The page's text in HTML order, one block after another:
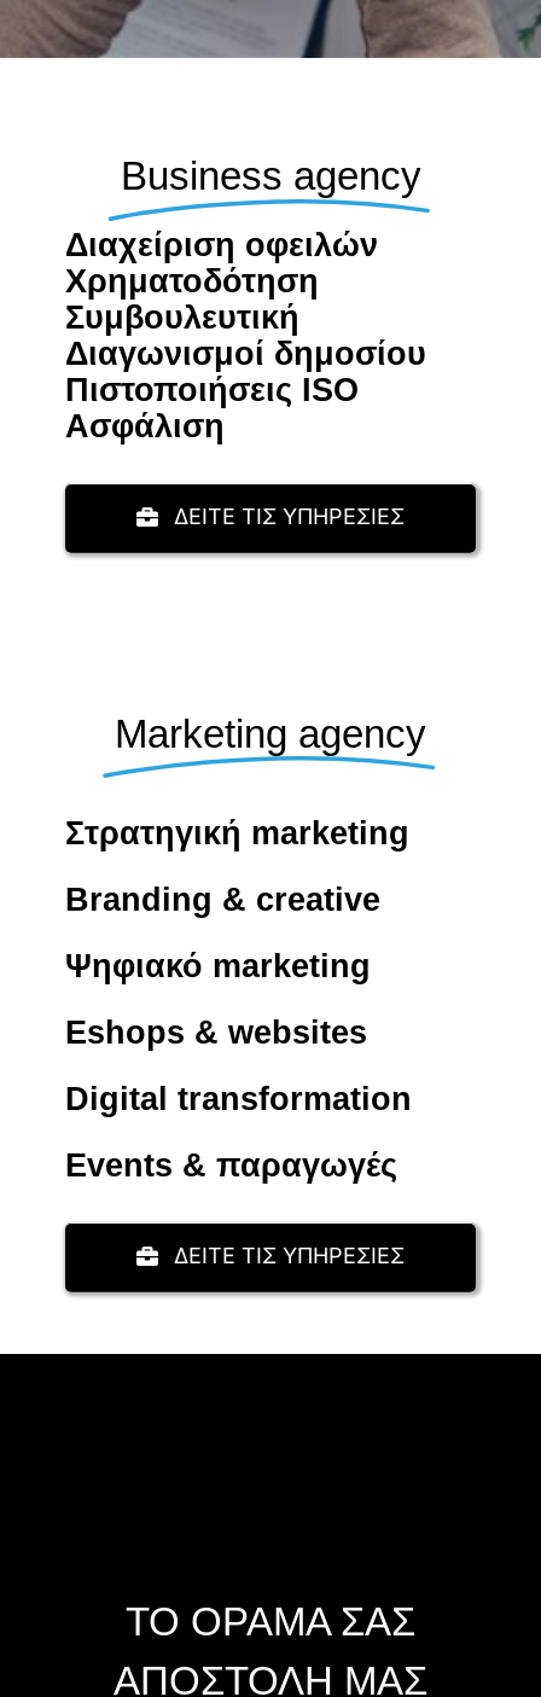
Business agency
Διαχείριση οφειλών
Χρηματοδότηση
Συμβουλευτική
Διαγωνισμοί δημοσίου
Πιστοποιήσεις ISO
Aσφάλιση
ΔΕΙΤΕ ΤΙΣ ΥΠΗΡΕΣΙΕΣ
Marketing agency
Στρατηγική marketing
Branding & creative
Ψηφιακό marketing
Eshops & websites
Digital transformation
Events & παραγωγές
ΔΕΙΤΕ ΤΙΣ ΥΠΗΡΕΣΙΕΣ
ΤΟ ΟΡΑΜΑ ΣΑΣ
ΑΠΟΣΤΟΛΗ ΜΑΣ